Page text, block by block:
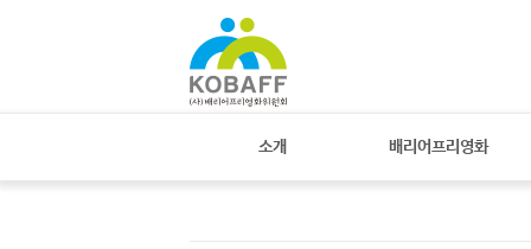
소개 배리어프리영화
스케치북5
스케치북5